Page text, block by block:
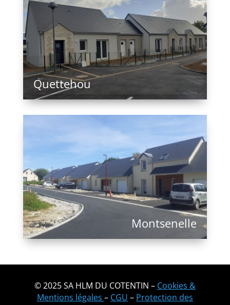
Quettehou
Montsenelle
© 2025 SA HLM DU COTENTIN – Cookies &
Mentions légales – CGU – Protection des